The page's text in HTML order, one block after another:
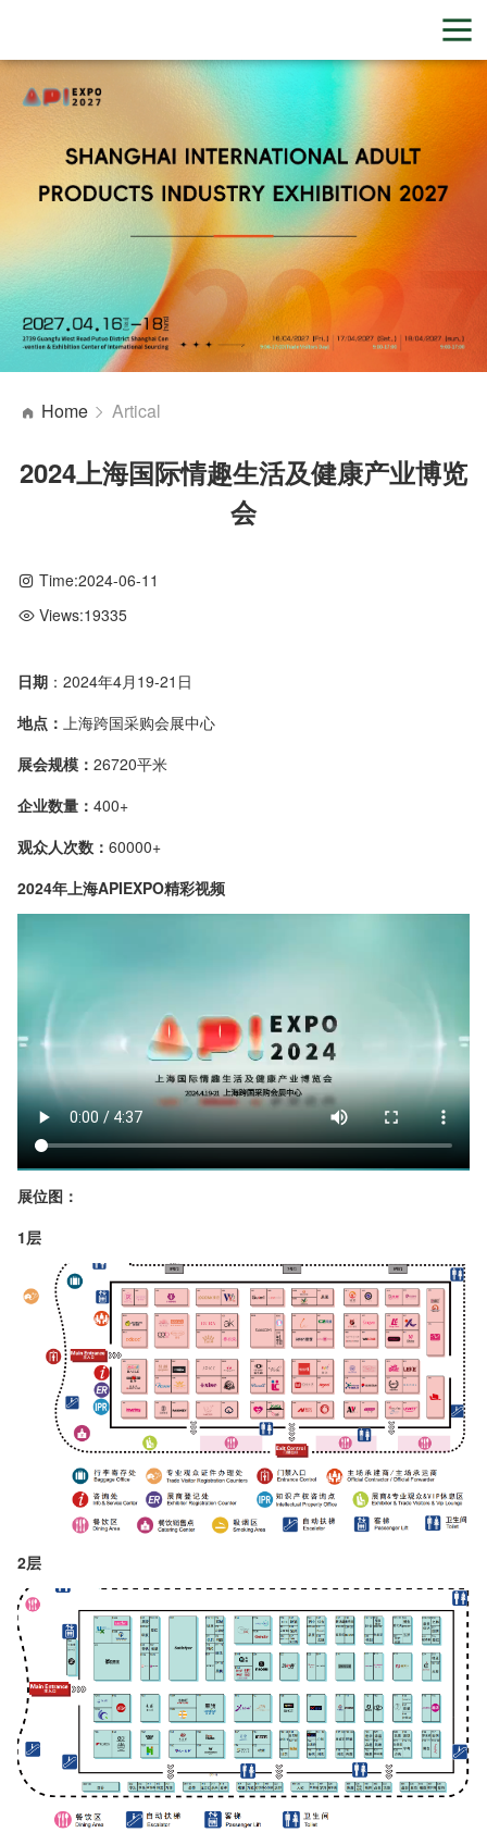
Home Artical
2024上海国际情趣生活及健康产业博览
会
Time:2024-06-11
Views:19335
日期 ：2024年4月19-21日
地点： 上海跨国采购会展中心
展会规模： 26720平米
企业数量： 400+
观众人次数： 60000+
2024年上海APIEXPO精彩视频
展位图：
1层
2层